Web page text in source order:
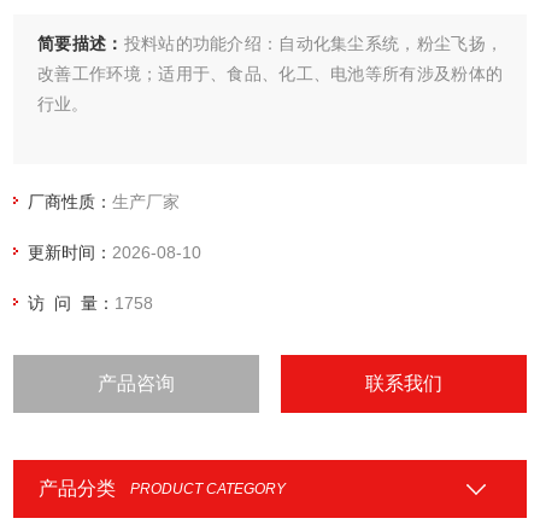
简要描述： 投料站的功能介绍：自动化集尘系统，粉尘飞扬，
改善工作环境；适用于、食品、化工、电池等所有涉及粉体的
行业。
厂商性质：生产厂家
更新时间： 2026-08-10
访 问 量： 1758
产品咨询 联系我们
产品分类 PRODUCT CATEGORY